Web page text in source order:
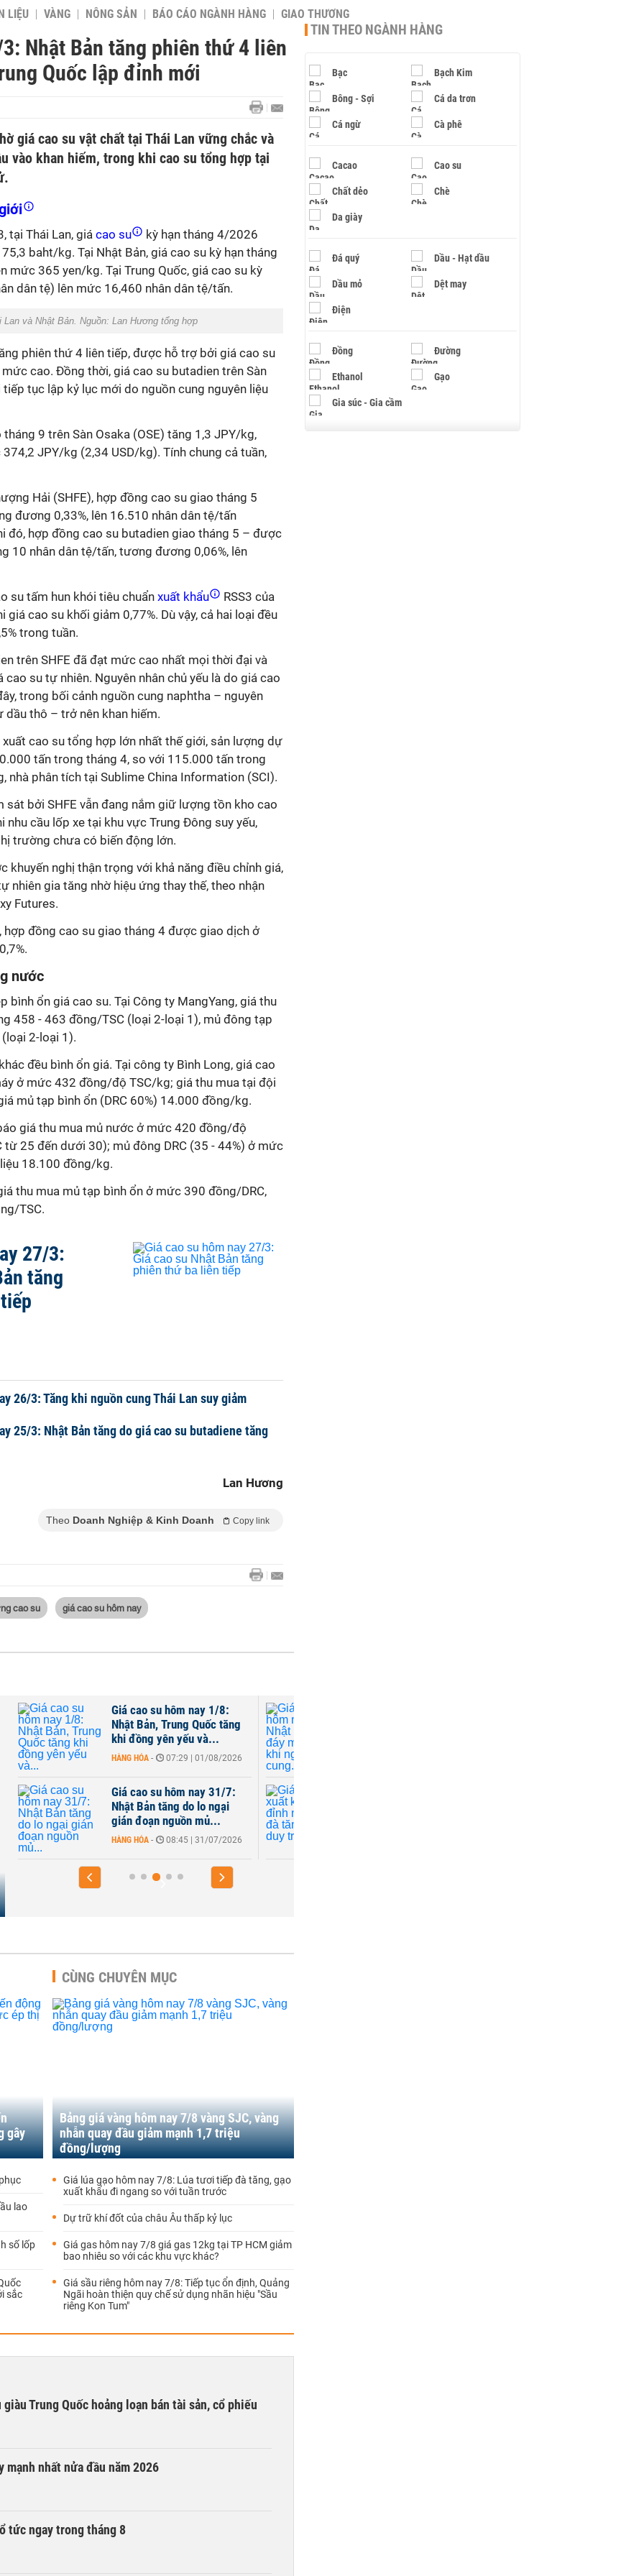
LIỆU VÀNG NÔNG SẢN BÁO CÁO NGÀNH HÀNG GIAO THƯƠNG
Nhật Bản tăng phiên thứ 4 liên
Quốc lập đỉnh mới
giá cao su vật chất tại Thái Lan vững chắc và
vào khan hiếm, trong khi cao su tổng hợp tại
tại Thái Lan, giácao su
kỳ hạn tháng 4/2026
baht/kg. Tại Nhật Bản, giá cao su kỳ hạn tháng
mức 365 yen/kg. Tại Trung Quốc, giá cao su kỳ
dân tệ) lên mức 16,460 nhân dân tệ/tấn.
và Nhật Bản. Nguồn: Lan Hương tổng hợp
phiên thứ 4 liên tiếp, được hỗ trợ bởi giá cao su
cao. Đồng thời, giá cao su butadien trên Sàn
tục lập kỷ lục mới do nguồn cung nguyên liệu
9 trên Sàn Osaka (OSE) tăng 1,3 JPY/kg,
JPY/kg (2,34 USD/kg). Tính chung cả tuần,
Hải (SHFE), hợp đồng cao su giao tháng 5
đương 0,33%, lên 16.510 nhân dân tệ/tấn
đó, hợp đồng cao su butadien giao tháng 5 – được
10 nhân dân tệ/tấn, tương đương 0,06%, lên
su tấm hun khói tiêu chuẩnxuất khẩu
RSS3 của
giá cao su khối giảm 0,77%. Dù vậy, cả hai loại đều
trong tuần.
trên SHFE đã đạt mức cao nhất mọi thời đại và
su tự nhiên. Nguyên nhân chủ yếu là do giá cao
trong bối cảnh nguồn cung naphtha – nguyên
dầu thô – trở nên khan hiếm.
xuất cao su tổng hợp lớn nhất thế giới, sản lượng dự
tấn trong tháng 4, so với 115.000 tấn trong
nhà phân tích tại Sublime China Information (SCI).
sát bởi SHFE vẫn đang nắm giữ lượng tồn kho cao
cầu lốp xe tại khu vực Trung Đông suy yếu,
trường chưa có biến động lớn.
khuyến nghị thận trọng với khả năng điều chỉnh giá,
nhiên gia tăng nhờ hiệu ứng thay thế, theo nhận
Futures.
hợp đồng cao su giao tháng 4 được giao dịch ở
nước
bình ổn giá cao su. Tại Công ty MangYang, giá thu
458 - 463 đồng/TSC (loại 2-loại 1), mủ đông tạp
2-loại 1).
đều bình ổn giá. Tại công ty Bình Long, giá cao
ở mức 432 đồng/độ TSC/kg; giá thu mua tại đội
mủ tạp bình ổn (DRC 60%) 14.000 đồng/kg.
giá thu mua mủ nước ở mức 420 đồng/độ
từ 25 đến dưới 30); mủ đông DRC (35 - 44%) ở mức
18.100 đồng/kg.
thu mua mủ tạp bình ổn ở mức 390 đồng/DRC,
TSC.
27/3:
tăng
26/3: Tăng khi nguồn cung Thái Lan suy giảm
25/3: Nhật Bản tăng do giá cao su butadiene tăng
Lan Hương
Theo Doanh Nghiệp & Kinh Doanh Copy link
cao su giá cao su hôm nay
Giá cao su hôm nay 1/8:
Nhật Bản, Trung Quốc tăng
khi đồng yên yếu và...
HÀNG HÓA - 07:29 | 01/08/2026
Giá cao su hôm nay 31/7:
Nhật Bản tăng do lo ngại
gián đoạn nguồn mủ...
HÀNG HÓA - 08:45 | 31/07/2026
gây
lao
số lốp
sắc
CÙNG CHUYÊN MỤC
Bảng giá vàng hôm nay 7/8 vàng SJC, vàng
nhẫn quay đầu giảm mạnh 1,7 triệu
đồng/lượng
Giá lúa gạo hôm nay 7/8: Lúa tươi tiếp đà tăng, gạo
xuất khẩu đi ngang so với tuần trước
Dự trữ khí đốt của châu Âu thấp kỷ lục
Giá gas hôm nay 7/8 giá gas 12kg tại TP HCM giảm
bao nhiêu so với các khu vực khác?
Giá sầu riêng hôm nay 7/8: Tiếp tục ổn định, Quảng
Ngãi hoàn thiện quy chế sử dụng nhãn hiệu "Sầu
riêng Kon Tum"
Trung Quốc hoảng loạn bán tài sản, cổ phiếu
mạnh nhất nửa đầu năm 2026
tức ngay trong tháng 8
TIN THEO NGÀNH HÀNG
Bạc Bạch Kim
Bông - Sợi Cá da trơn
Cá ngừ Cà phê
Cacao Cao su
Chất dẻo Chè
Da giày
Đá quý Dầu - Hạt dầu
Dầu mỏ Dệt may
Điện
Đồng Đường
Ethanol Gạo
Gia súc - Gia cầm